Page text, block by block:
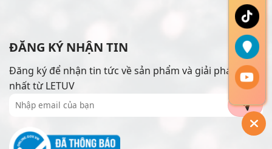
ĐĂNG KÝ NHẬN TIN
Đăng ký để nhận tin tức về sản phẩm và giải pháp mới
nhất từ LETUV